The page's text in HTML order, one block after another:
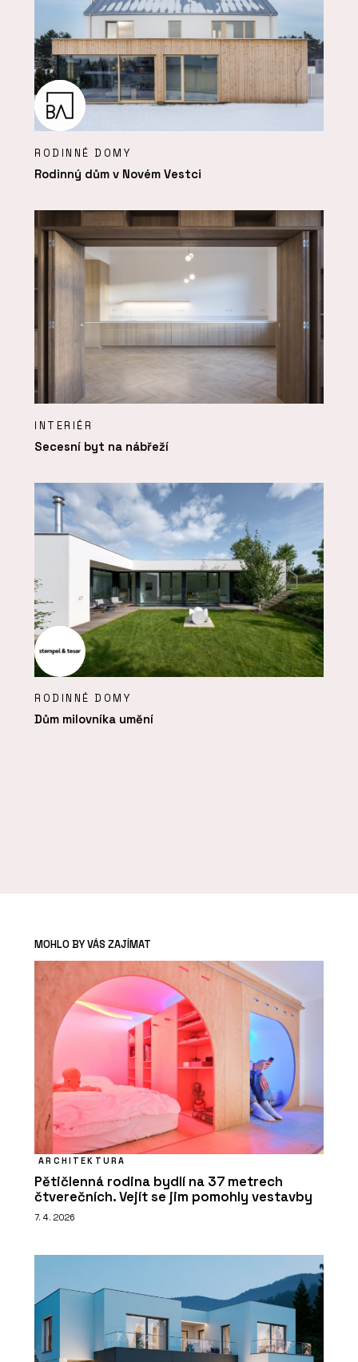
RODINNÉ DOMY
Rodinný dům v Novém Vestci
INTERIÉR
Secesní byt na nábřeží
RODINNÉ DOMY
Dům milovníka umění
MOHLO BY VÁS ZAJÍMAT
ARCHITEKTURA
Pětičlenná rodina bydlí na 37 metrech
čtverečních. Vejít se jim pomohly vestavby
7. 4. 2026